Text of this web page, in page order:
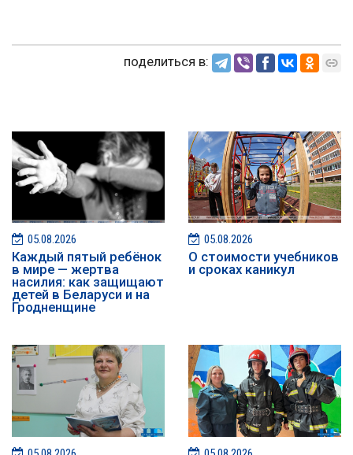
поделиться в:
05.08.2026
Каждый пятый ребёнок
в мире — жертва
насилия: как защищают
детей в Беларуси и на
Гродненщине
05.08.2026
О стоимости учебников
и сроках каникул